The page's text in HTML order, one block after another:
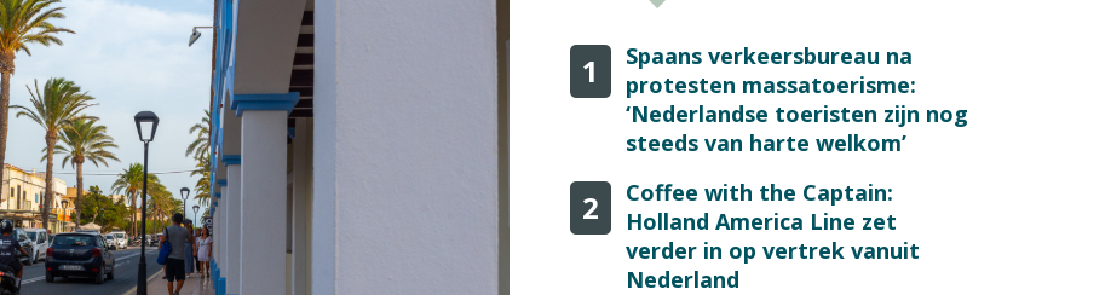
1
Spaans verkeersbureau na
protesten massatoerisme:
‘Nederlandse toeristen zijn nog
steeds van harte welkom’
2
Coffee with the Captain:
Holland America Line zet
verder in op vertrek vanuit
Nederland